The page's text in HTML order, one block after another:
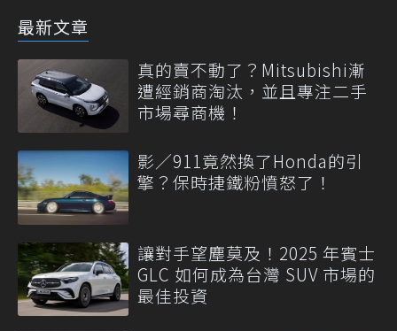
最新文章
真的賣不動了？Mitsubishi漸
遭經銷商淘汰，並且專注二手
市場尋商機！
影／911竟然換了Honda的引
擎？保時捷鐵粉憤怒了！
讓對手望塵莫及！2025 年賓士
GLC 如何成為台灣 SUV 市場的
最佳投資